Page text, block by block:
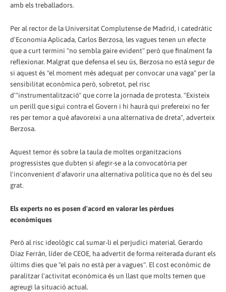
amb els treballadors.
Per al rector de la Universitat Complutense de Madrid, i catedràtic
d'Economia Aplicada, Carlos Berzosa, les vagues tenen un efecte
que a curt termini "no sembla gaire evident" però que finalment fa
reflexionar. Malgrat que defensa el seu ús, Berzosa no està segur de
si aquest és "el moment més adequat per convocar una vaga" per la
sensibilitat econòmica però, sobretot, pel risc
d'"instrumentalització" que corre la jornada de protesta. "Existeix
un perill que sigui contra el Govern i hi haurà qui prefereixi no fer
res per temor a què afavoreixi a una alternativa de dreta", adverteix
Berzosa.
Aquest temor és sobre la taula de moltes organitzacions
progressistes que dubten si afegir-se a la convocatòria per
l'inconvenient d'afavorir una alternativa política que no és del seu
grat.
Els experts no es posen d'acord en valorar les pèrdues
econòmiques
Però al risc ideològic cal sumar-li el perjudici material. Gerardo
Díaz Ferrán, líder de CEOE, ha advertit de forma reiterada durant els
últims dies que "el país no està per a vagues". El cost econòmic de
paralitzar l'activitat econòmica és un llast que molts temen que
agreugi la situació actual.